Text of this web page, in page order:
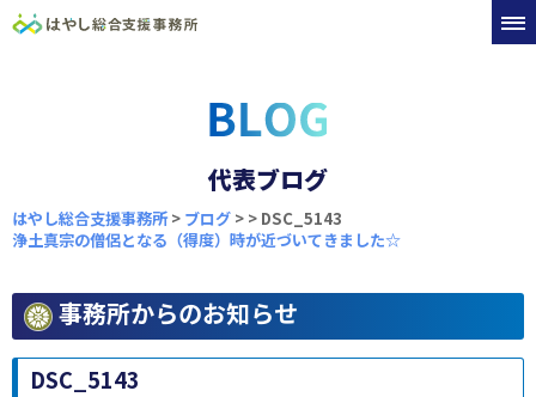
代表ブログ
はやし総合支援事務所> ブログ >
浄土真宗の僧侶となる（得度）時が近づいてきました☆
> DSC_5143
事務所からのお知らせ
DSC_5143